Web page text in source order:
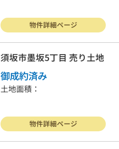
物件詳細ページ
須坂市墨坂5丁目 売り土地
御成約済み
土地面積：
物件詳細ページ